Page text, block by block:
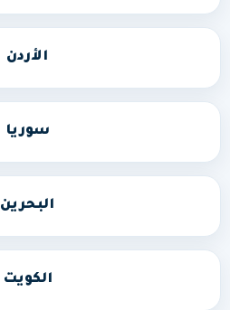
الأردن
سوريا
البحرين
الكويت